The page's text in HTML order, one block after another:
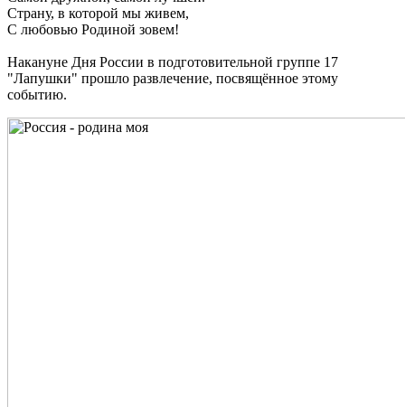
Страну, в которой мы живем,
С любовью Родиной зовем!
Накануне Дня России в подготовительной группе 17
"Лапушки" прошло развлечение, посвящённое этому
событию.